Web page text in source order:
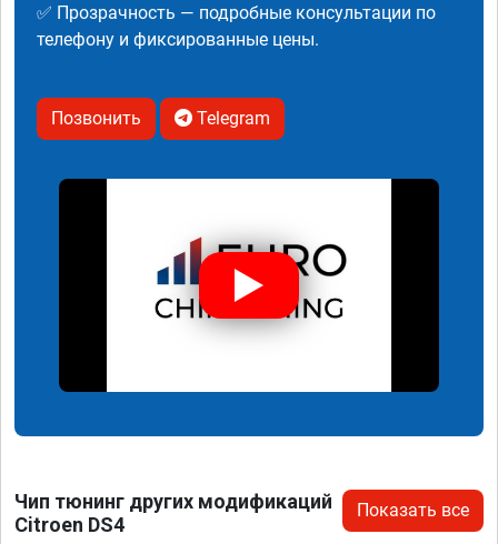
✅ Прозрачность — подробные консультации по
телефону и фиксированные цены.
Позвонить Telegram
Чип тюнинг других модификаций
Citroen DS4
Показать все